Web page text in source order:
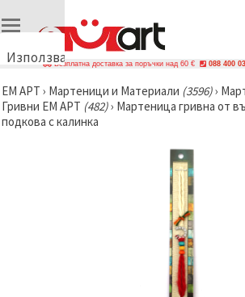
Използваме
🍪
Използваме
бисквитки
Безплатна доставка за поръчки над 60 € 088 400
ЕМ АРТ › Мартеници и Материали (3596)›
Гривни ЕМ АРТ (482)› Мартеница гривна от
подкова с калинка